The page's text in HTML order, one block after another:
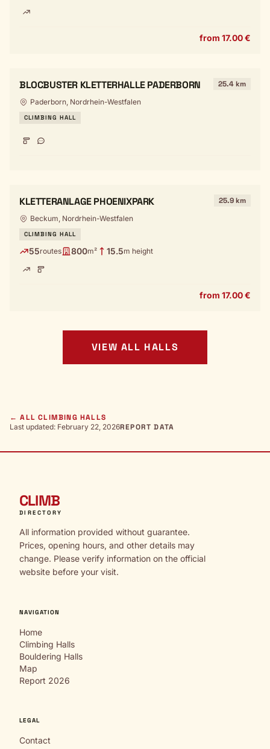
from 17.00 €
BLOCBUSTER KLETTERHALLE PADERBORN 25.4 km
Paderborn, Nordrhein-Westfalen
CLIMBING HALL
KLETTERANLAGE PHOENIXPARK 25.9 km
Beckum, Nordrhein-Westfalen
CLIMBING HALL
55routes 800m² 15.5m height
from 17.00 €
VIEW ALL HALLS
← ALL CLIMBING HALLS
Last updated: February 22, 2026REPORT DATA
CLIMB
DIRECTORY
All information provided without guarantee.
Prices, opening hours, and other details may
change. Please verify information on the official
website before your visit.
NAVIGATION
Home
Climbing Halls
Bouldering Halls
Map
Report 2026
LEGAL
Contact